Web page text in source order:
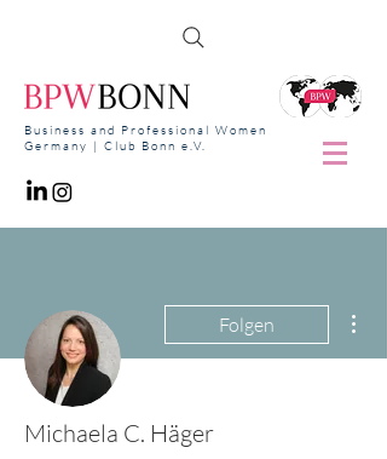
Business and Professional Women
Germany | Club Bonn e.V.
Folgen
Michaela C. Häger